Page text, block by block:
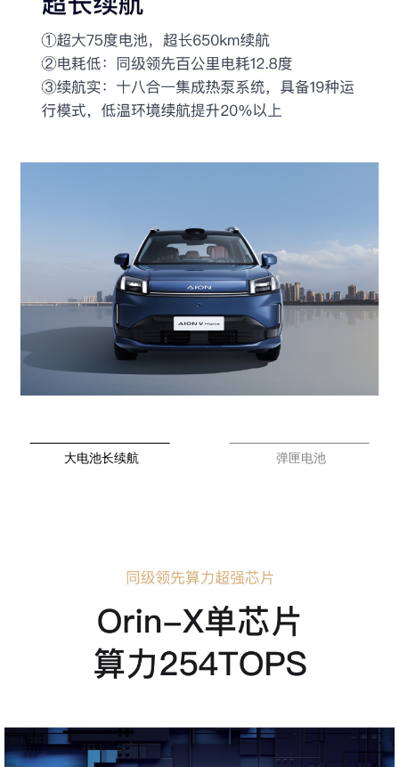
大电池长续航 弹匣电池